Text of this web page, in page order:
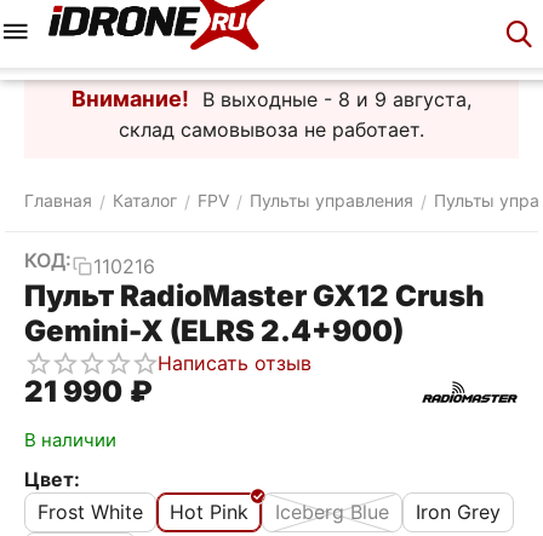
Внимание!
В выходные - 8 и 9 августа,
склад самовывоза не работает.
Главная / Каталог / FPV / Пульты управления / Пульты
КОД: 110216
Пульт RadioMaster GX12 Crush
Gemini-X (ELRS 2.4+900)
Написать отзыв
21 990 ₽
В наличии
Цвет:
Frost White
Hot Pink Iceberg Blue
Iron Grey
Корзина